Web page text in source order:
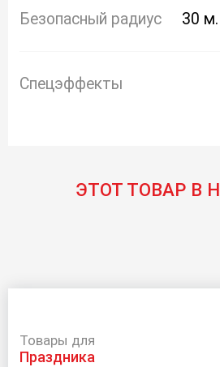
Безопасный радиус
30 м.
Спецэффекты
ЭТОТ ТОВАР В
Товары для
праздника